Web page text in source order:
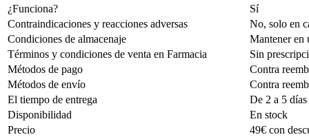
¿Funciona?
Sí
Contraindicaciones y reacciones adversas
No, solo en
Condiciones de almacenaje
Mantener en
Términos y condiciones de venta en Farmacia
Sin
Métodos de pago
Contra
Métodos de envío
Contra
El tiempo de entrega
De 2 a 5
Disponibilidad
En stock
Precio
49€ con